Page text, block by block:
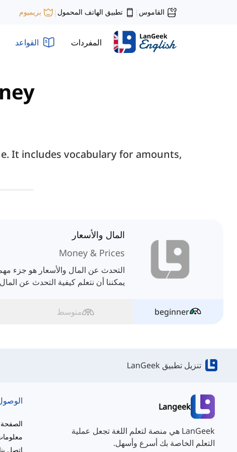
القاموس | تطبيق الهاتف المحمول | بريميوم
المفردات القواعد
It includes vocabulary for amounts,
المال والأسعار
Money & Prices
التحدث عن المال والأسعار هو جزء مهم
يمكننا أن نتعلم كيفية التحدث عن
beginner متوسط
تنزيل تطبيق LanGeek
Langeek
LanGeek هي منصة لتعلم اللغة تجعل عملية
التعلم الخاصة بك أسرع وأسهل.
الصفحة
اتصل بنا